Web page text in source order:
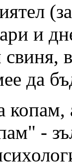
и
да
копам,
-